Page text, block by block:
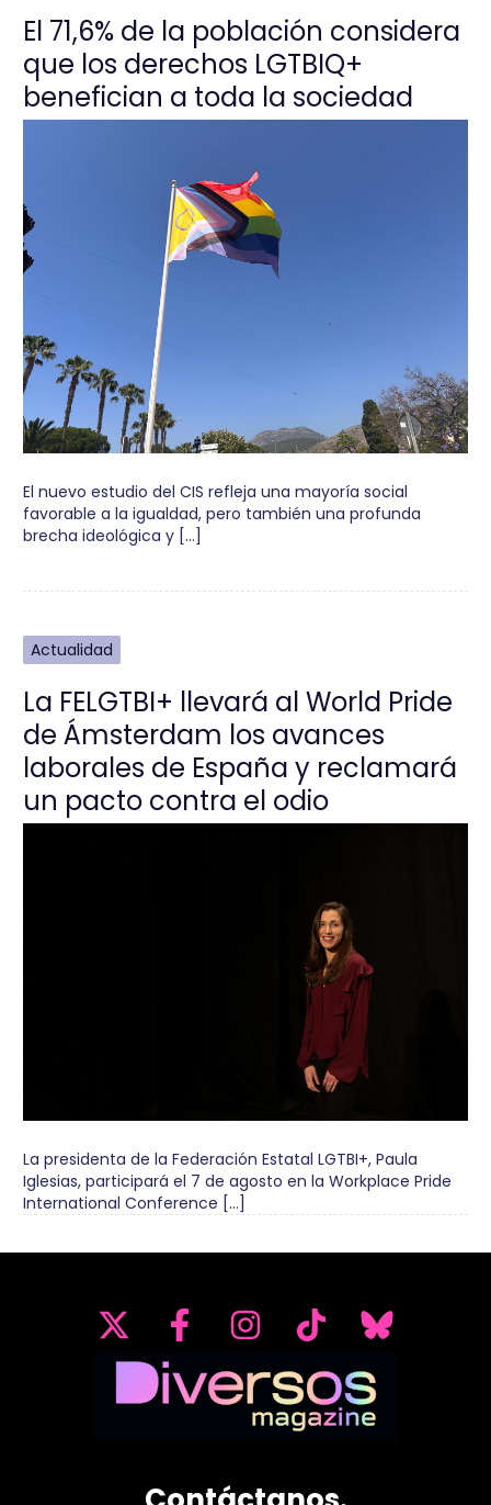
El 71,6% de la población considera
que los derechos LGTBIQ+
benefician a toda la sociedad
El nuevo estudio del CIS refleja una mayoría social
favorable a la igualdad, pero también una profunda
brecha ideológica y […]
Actualidad
La FELGTBI+ llevará al World Pride
de Ámsterdam los avances
laborales de España y reclamará
un pacto contra el odio
La presidenta de la Federación Estatal LGTBI+, Paula
Iglesias, participará el 7 de agosto en la Workplace Pride
International Conference […]